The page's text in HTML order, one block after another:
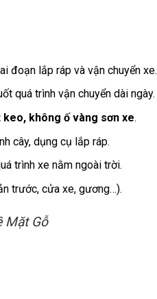
đoạn lắp ráp và vận chuyển xe.
quá trình vận chuyển dài ngày.
không ố vàng sơn xe.
cây, dụng cụ lắp ráp.
trình xe nằm ngoài trời.
trước, cửa xe, gương…).
Mặt Gỗ